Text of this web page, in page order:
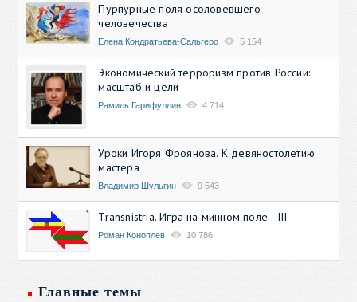
Пурпурные поля осоловевшего
человечества
Елена Кондратьева-Сальгеро 5 154
Экономический терроризм против России:
масштаб и цели
Рамиль Гарифуллин 4 714
Уроки Игоря Фроянова. К девяностолетию
мастера
Владимир Шульгин 9 543
Transnistria. Игра на минном поле - III
Роман Коноплев 10 786
Главные темы